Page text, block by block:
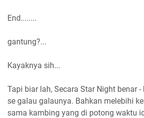
End........
gantung?...
Kayaknya sih...
Tapi biar lah, Secara Star Night benar -
se galau galaunya. Bahkan melebihi
sama kambing yang di potong waktu